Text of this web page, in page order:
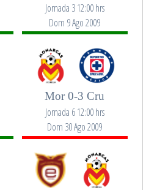
Jornada 3 12:00 hrs
Dom 9 Ago 2009
Mor 0-3 Cru
Jornada 6 12:00 hrs
Dom 30 Ago 2009